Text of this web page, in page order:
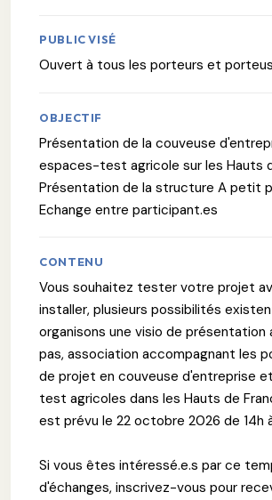
PUBLIC VISÉ
Ouvert à tous les porteurs et
OBJECTIF
Présentation de la couveuse
espaces-test agricole sur les Hauts
Présentation de la structure A petit
Echange entre participant.es
CONTENU
Vous souhaitez tester votre projet
installer, plusieurs possibilités
organisons une visio de
pas, association accompagnant les
de projet en couveuse d'entreprise
test agricoles dans les Hauts de
est prévu le 22 octobre 2026 de 14h
Si vous êtes intéressé.e.s par ce
d'échanges, inscrivez-vous pour